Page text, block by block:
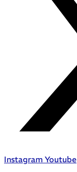
Instagram Youtube